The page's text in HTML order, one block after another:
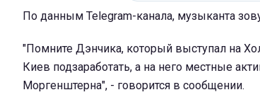
По данным Telegram-канала, музыканта
"Помните Дэнчика, который выступал на
Киев подзаработать, а на него местные
Моргенштерна", - говорится в сообщении.